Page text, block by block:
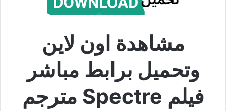
مشاهدة اون لاين
وتحميل برابط مباشر
فيلم Spectre مترجم